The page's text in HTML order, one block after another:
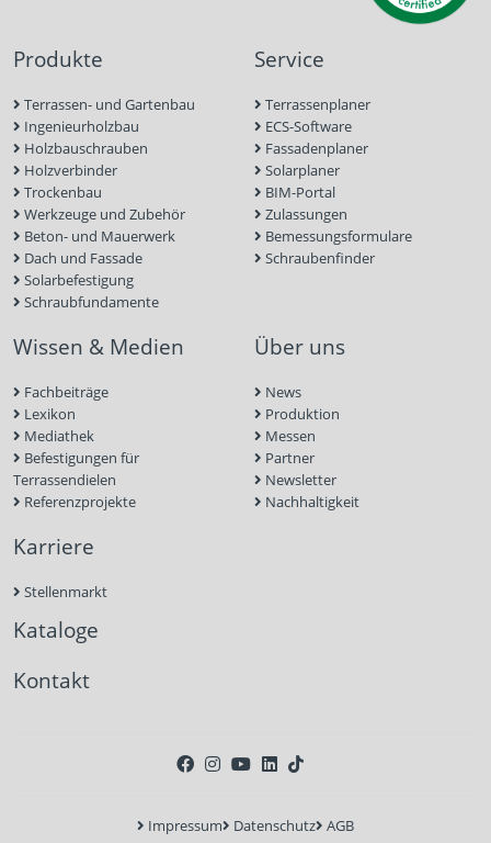
Produkte
Terrassen- und Gartenbau
Ingenieurholzbau
Holzbauschrauben
Holzverbinder
Trockenbau
Werkzeuge und Zubehör
Beton- und Mauerwerk
Dach und Fassade
Solarbefestigung
Schraubfundamente
Service
Terrassenplaner
ECS-Software
Fassadenplaner
Solarplaner
BIM-Portal
Zulassungen
Bemessungsformulare
Schraubenfinder
Wissen & Medien
Fachbeiträge
Lexikon
Mediathek
Befestigungen für
Terrassendielen
Referenzprojekte
Über uns
News
Produktion
Messen
Partner
Newsletter
Nachhaltigkeit
Karriere
Stellenmarkt
Kataloge
Kontakt
Impressum Datenschutz AGB